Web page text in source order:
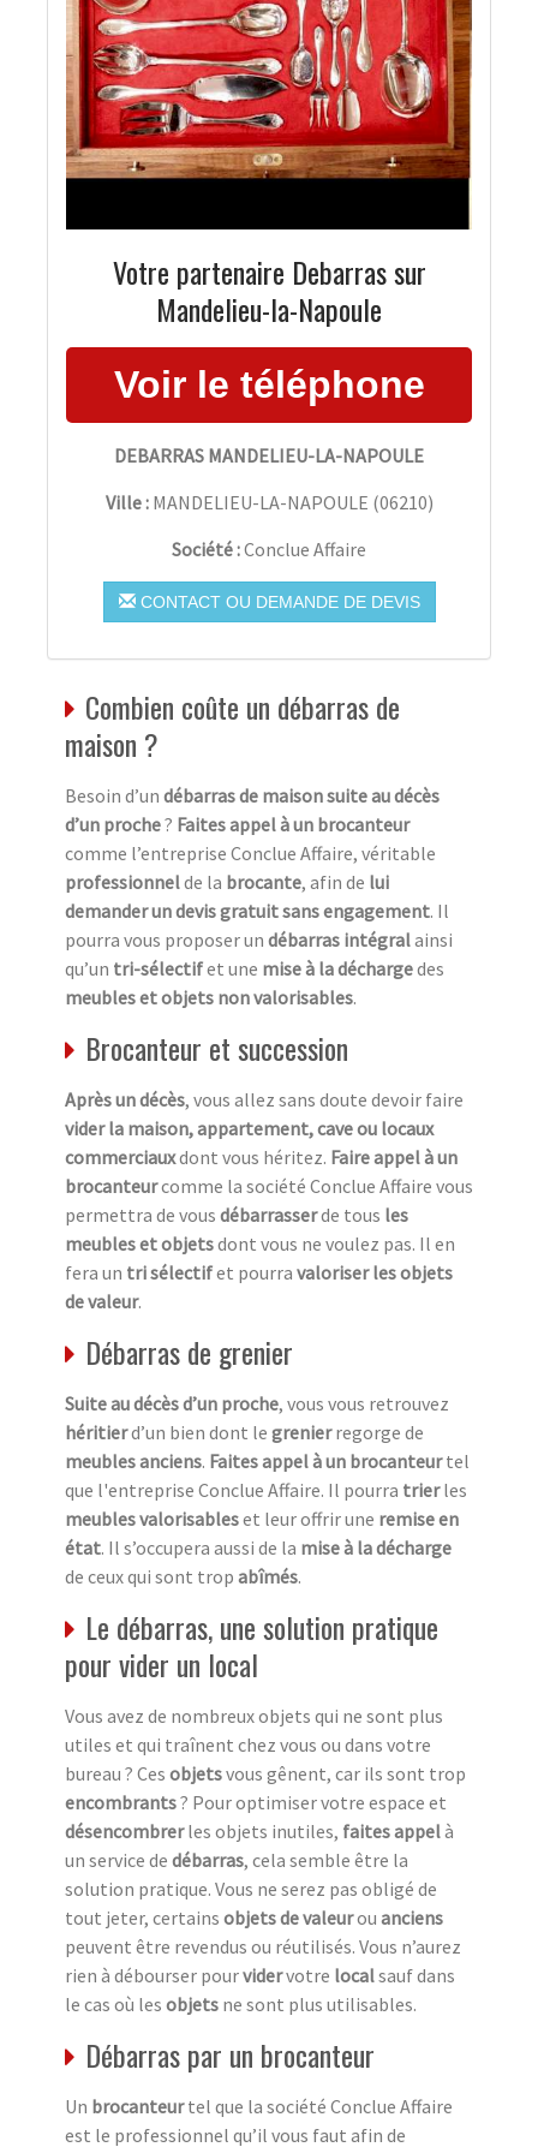
Votre partenaire Debarras sur
Mandelieu-la-Napoule
DEBARRAS MANDELIEU-LA-NAPOULE
Ville : MANDELIEU-LA-NAPOULE (06210)
Société :Conclue Affaire
CONTACT OU DEMANDE DE DEVIS
Combien coûte un débarras de
maison ?
Besoin d’un débarras de maison suite au décès
d’un proche? Faites appel à un brocanteur
comme l’entreprise Conclue Affaire, véritable
professionnelde la brocante, afin de lui
demander un devis gratuit sans engagement. Il
pourra vous proposer un débarras intégralainsi
qu’un tri-sélectifet une mise à la déchargedes
meubles et objets non valorisables.
Brocanteur et succession
Après un décès, vous allez sans doute devoir faire
vider la maison, appartement, cave ou locaux
commerciauxdont vous héritez. Faire appel à un
brocanteurcomme la société Conclue Affaire vous
permettra de vous débarrasserde tous les
meubles et objetsdont vous ne voulez pas. Il en
fera un tri sélectifet pourra valoriser les objets
de valeur.
Débarras de grenier
Suite au décès d’un proche, vous vous retrouvez
héritierd’un bien dont le grenierregorge de
meubles anciens. Faites appel à un brocanteurtel
que l'entreprise Conclue Affaire. Il pourra trierles
meubles valorisableset leur offrir une remise en
état. Il s’occupera aussi de la mise à la décharge
de ceux qui sont trop abîmés.
Le débarras, une solution pratique
pour vider un local
Vous avez de nombreux objets qui ne sont plus
utiles et qui traînent chez vous ou dans votre
bureau ? Ces objetsvous gênent, car ils sont trop
encombrants? Pour optimiser votre espace et
désencombrerles objets inutiles, faites appelà
un service de débarras, cela semble être la
solution pratique. Vous ne serez pas obligé de
tout jeter, certains objets de valeurou anciens
peuvent être revendus ou réutilisés. Vous n’aurez
rien à débourser pourvidervotre localsauf dans
le cas où les objets ne sont plus utilisables.
Débarras par un brocanteur
Un brocanteurtel que la société Conclue Affaire
est le professionnel qu’il vous faut afin de